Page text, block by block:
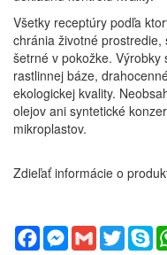
Všetky receptúry podľa
chránia životné
šetrné v pokožke.
rastlinnej báze,
ekologickej kvality.
olejov ani syntetické
mikroplastov.
Zdieľať informácie o
FacebookMessenger
GmailTwitter